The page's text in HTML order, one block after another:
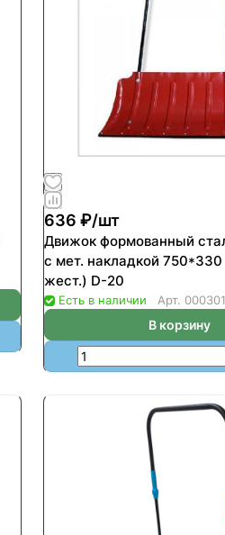
636 ₽/шт
Движок формованный
с мет. накладкой
жест.) D-20
Есть в наличии Арт.
В корзину